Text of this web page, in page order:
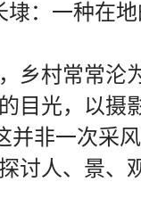
埭：一种在
乡村常常沦
目光，以摄
并非一次采
讨人、景、